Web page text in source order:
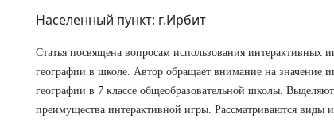
Населенный пункт: г.Ирбит
Статья посвящена вопросам использования интерактивных
географии в школе. Автор обращает внимание на значение
географии в 7 классе общеобразовательной школы.
преимущества интерактивной игры. Рассматриваются виды